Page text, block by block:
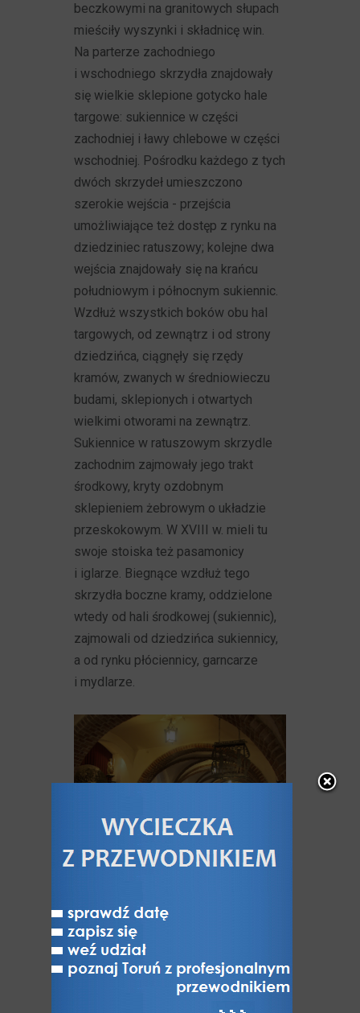
beczkowymi na granitowych słupach
mieściły wyszynki i składnicę win.
Na parterze zachodniego
i wschodniego skrzydła znajdowały
się wielkie sklepione gotycko hale
targowe: sukiennice w części
zachodniej i ławy chlebowe w części
wschodniej. Pośrodku każdego z tych
dwóch skrzydeł umieszczono
szerokie wejścia - przejścia
umożliwiające też dostęp z rynku na
dziedziniec ratuszowy; kolejne dwa
wejścia znajdowały się na krańcu
południowym i północnym sukiennic.
Wzdłuż wszystkich boków obu hal
targowych, od zewnątrz i od strony
dziedzińca, ciągnęły się rzędy
kramów, zwanych w średniowieczu
budami, sklepionych i otwartych
wielkimi otworami na zewnątrz.
Sukiennice w ratuszowym skrzydle
zachodnim zajmowały jego trakt
środkowy, kryty ozdobnym
sklepieniem żebrowym o układzie
przeskokowym. W XVIII w. mieli tu
swoje stoiska też pasamonicy
i iglarze. Biegnące wzdłuż tego
skrzydła boczne kramy, oddzielone
wtedy od hali środkowej (sukiennic),
zajmowali od dziedzińca sukiennicy,
a od rynku płóciennicy, garncarze
i mydlarze.
muzealna wystawa "Dawny Toruń.
Historia i rzemiosło artystyczne
Na pierwszym piętrze zachodniego